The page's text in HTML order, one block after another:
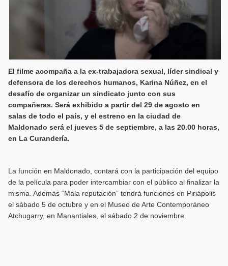
El filme acompaña a la ex-trabajadora sexual, líder sindical y
defensora de los derechos humanos, Karina Núñez, en el
desafío de organizar un sindicato junto con sus
compañeras. Será exhibido a partir del 29 de agosto en
salas de todo el país, y el estreno en la ciudad de
Maldonado será el jueves 5 de septiembre, a las 20.00 horas,
en La Curandería.
La función en Maldonado, contará con la participación del equipo
de la película para poder intercambiar con el público al finalizar la
misma. Además “Mala reputación” tendrá funciones en Piriápolis
el sábado 5 de octubre y en el Museo de Arte Contemporáneo
Atchugarry, en Manantiales, el sábado 2 de noviembre.